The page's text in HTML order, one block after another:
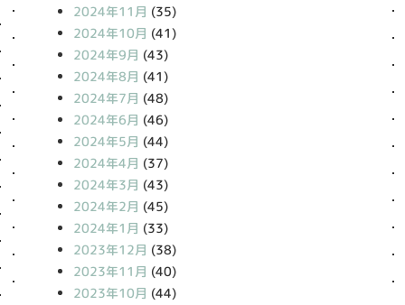
2024年11月 (35)
2024年10月 (41)
2024年9月 (43)
2024年8月 (41)
2024年7月 (48)
2024年6月 (46)
2024年5月 (44)
2024年4月 (37)
2024年3月 (43)
2024年2月 (45)
2024年1月 (33)
2023年12月 (38)
2023年11月 (40)
2023年10月 (44)